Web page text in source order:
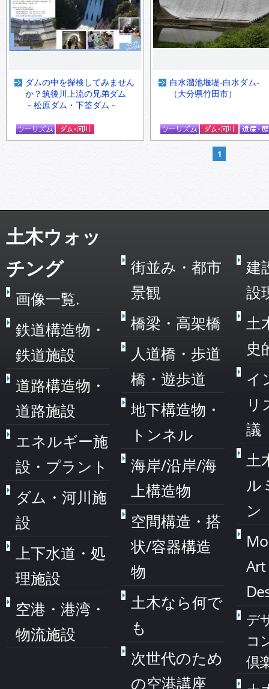
ダムの中を探検してみません
か？筑後川上流の兄弟ダム
－松原ダム・下筌ダム－
白水溜池堰堤‐白水ダム‐
（大分県竹田市）
1
土木ウォッ
チング
画像一覧.
鉄道構造物・
鉄道施設
道路構造物・
道路施設
エネルギー施
設・プラント
ダム・河川施
設
上下水道・処
理施設
空港・港湾・
物流施設
街並み・都市
景観
橋梁・高架橋
人道橋・歩道
橋・遊歩道
地下構造物・
トンネル
海岸/沿岸/海
上構造物
空間構造・搭
状/容器構造
物
土木なら何で
も
次世代のため
の空港講座
建
設
土
史
イ
リ
議
土
ル
ン
デ
コ
倶